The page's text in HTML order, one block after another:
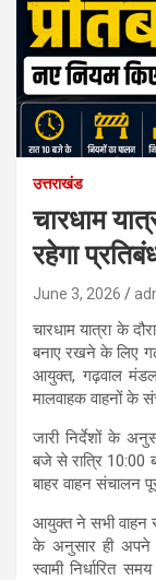
उत्तराखंड
चारधाम
रहेगा
June 3, 2026
चारधाम यात्रा के
बनाए रखने के लिए
आयुक्त, गढ़वाल मंडल
मालवाहक वाहनों के
जारी निर्देशों के
बजे से रात्रि 10:00
बाहर वाहन संचालन
आयुक्त ने सभी वाहन
के अनुसार ही अपने
स्वामी निर्धारित